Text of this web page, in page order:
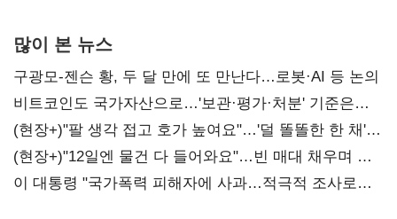
많이 본 뉴스
구광모-젠슨 황, 두 달 만에 또 만난다…로봇·AI 등 논의
비트코인도 국가자산으로…'보관·평가·처분' 기준은
숙제
(현장+)"팔 생각 접고 호가 높여요"…'덜 똘똘한 한 채'
20억 키맞추기
(현장+)"12일엔 물건 다 들어와요"…빈 매대 채우며 문
연 홈플러스
이 대통령 "국가폭력 피해자에 사과…적극적 조사로